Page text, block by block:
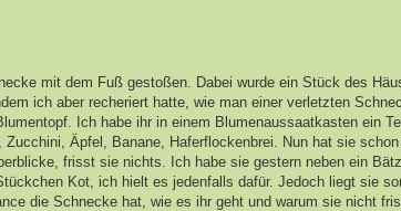
mit dem Fuß gestoßen. Dabei wurde ein Stück des
ich aber recheriert hatte, wie man einer verletzten
Ich habe ihr in einem Blumenaussaatkasten ein
Äpfel, Banane, Haferflockenbrei. Nun hat sie
frisst sie nichts. Ich habe sie gestern neben ein
Kot, ich hielt es jedenfalls dafür. Jedoch liegt sie
die Schnecke hat, wie es ihr geht und warum sie nicht